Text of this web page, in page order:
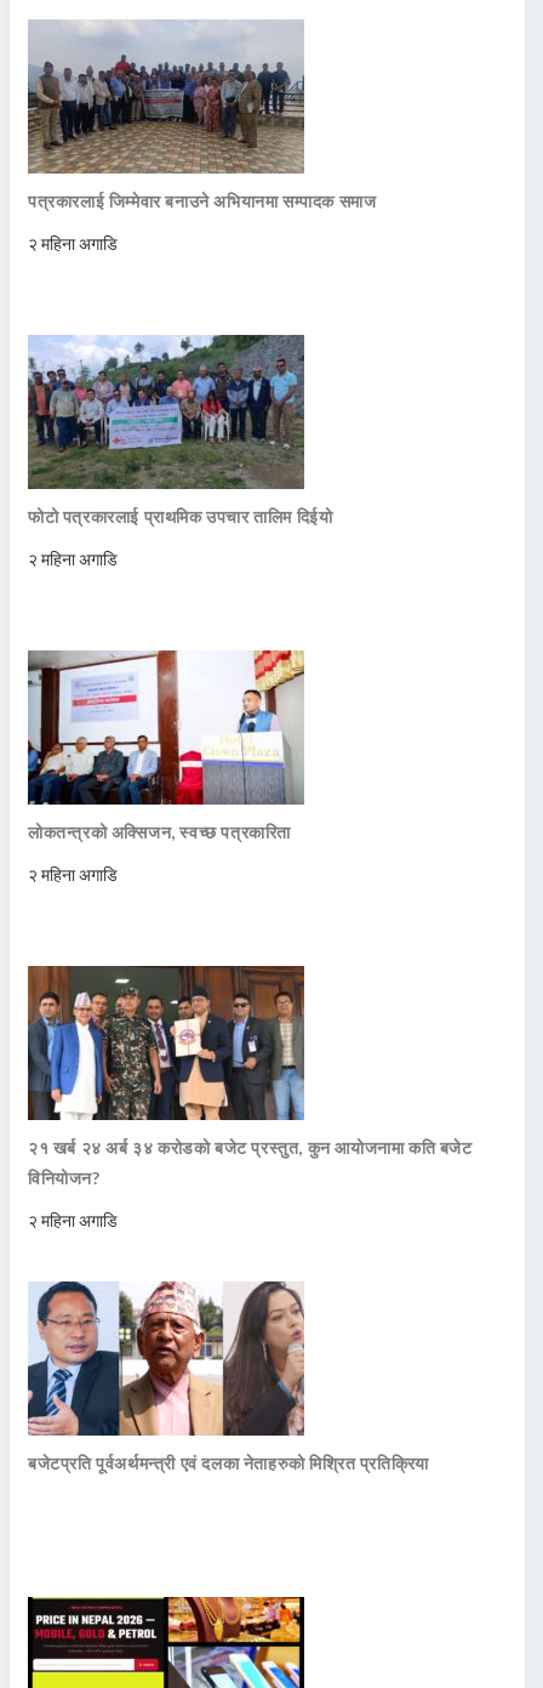
पत्रकारलाई जिम्मेवार बनाउने अभियानमा सम्पादक समाज
२ महिना अगाडि
फोटो पत्रकारलाई प्राथमिक उपचार तालिम दिईयो
२ महिना अगाडि
लोकतन्त्रको अक्सिजन, स्वच्छ पत्रकारिता
२ महिना अगाडि
२१ खर्ब २४ अर्ब ३४ करोडको बजेट प्रस्तुत, कुन आयोजनामा कति बजेट
विनियोजन?
२ महिना अगाडि
बजेटप्रति पूर्वअर्थमन्त्री एवं दलका नेताहरुको मिश्रित प्रतिक्रिया